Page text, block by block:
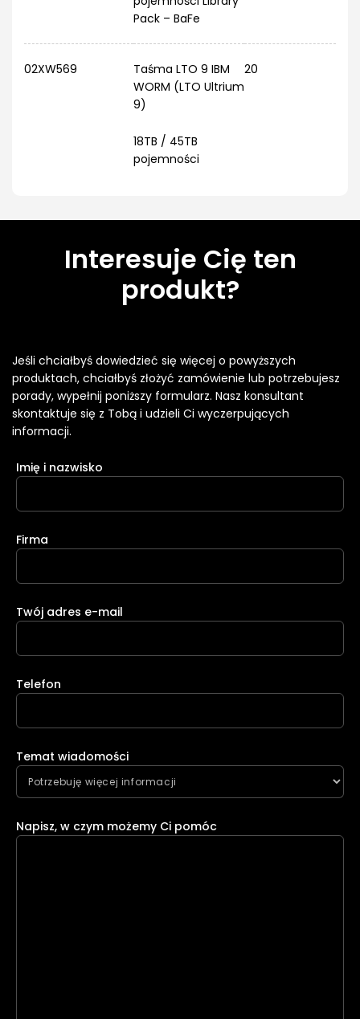
Pack – BaFe
02XW569
Taśma LTO 9 IBM
WORM (LTO Ultrium
9)
18TB / 45TB
pojemności
20
Interesuje Cię ten
produkt?
Jeśli chciałbyś dowiedzieć się więcej o powyższych
produktach, chciałbyś złożyć zamówienie lub potrzebujesz
porady, wypełnij poniższy formularz. Nasz konsultant
skontaktuje się z Tobą i udzieli Ci wyczerpujących
informacji.
Imię i nazwisko
Firma
Twój adres e-mail
Telefon
Temat wiadomości
Napisz, w czym możemy Ci pomóc